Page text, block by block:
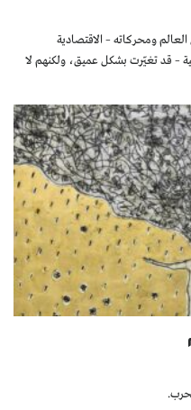
ومحركاته – الاقتصادية
– قد تغيّرت بشكل عميق، ولكنهم لا